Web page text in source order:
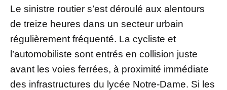
Le sinistre routier s’est déroulé aux alentours
de treize heures dans un secteur urbain
régulièrement fréquenté. La cycliste et
l’automobiliste sont entrés en collision juste
avant les voies ferrées, à proximité immédiate
des infrastructures du lycée Notre-Dame. Si les